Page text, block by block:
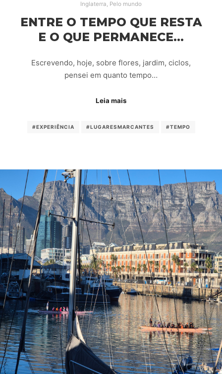
Inglaterra, Pelo mundo
ENTRE O TEMPO QUE RESTA
E O QUE PERMANECE…
Escrevendo, hoje, sobre flores, jardim, ciclos,
pensei em quanto tempo…
Leia mais
#EXPERIÊNCIA #LUGARESMARCANTES #TEMPO